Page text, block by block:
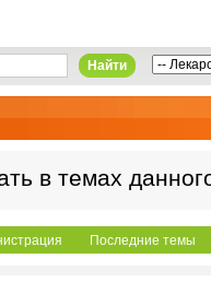
Найти
в темах
Последние темы